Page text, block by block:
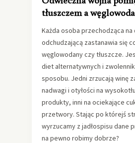
tłuszczem a
Każda osoba przechodząca na
odchudzającą zastanawia się
węglowodany czy tłuszcze.
diet alternatywnych i
sposobu. Jedni zrzucają winę
nadwagi i otyłości na
produkty, inni na ociekające
przetwory. Stając po którejś
wyrzucamy z jadłospisu dane
na pewno robimy dobrze?